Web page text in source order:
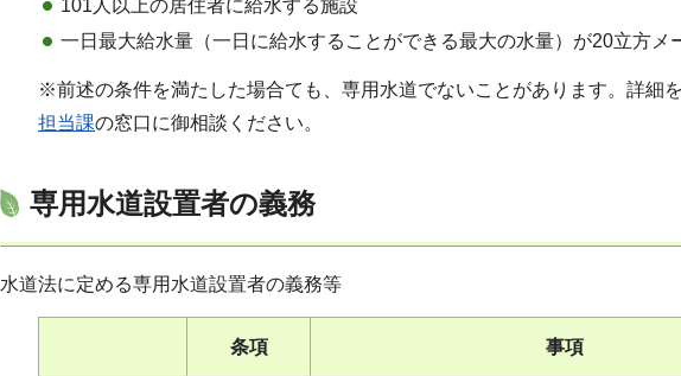
101人以上の居住者に給水する施設
一日最大給水量（一日に給水することができる最大の水量）が20立方メ
※前述の条件を満たした場合ても、専用水道でないことがあります。詳細
担当課の窓口に御相談ください。
専用水道設置者の義務
水道法に定める専用水道設置者の義務等
条項 事項